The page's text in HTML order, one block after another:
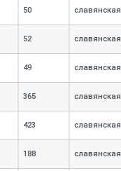
50 славянская
52 славянская
49 славянская
365 славянская
423 славянская
188 славянская